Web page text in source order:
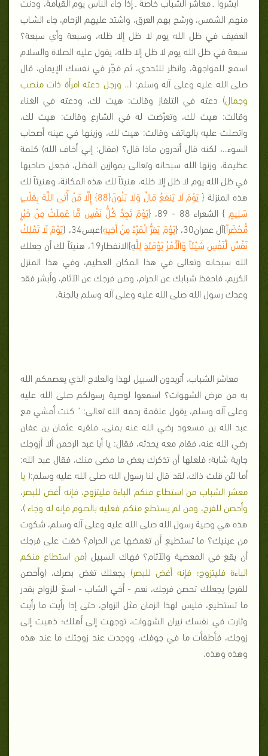
منهم الشمس، ورشح بهم العرق، واشتد عليهم الزحام، جاء الشـاب
العفيف في ظل الله يوم لا ظل إلا ظله، وسبعة وأي سبعة؟
سبعة في ظل الله يوم لا ظل إلا ظله، يقول عليه الصلاة والسلام
اسمع للمواجهة، وانظر للتحدي، ثم فجّر في نفسك الإيمان، قال
صلى الله عليه وعلى آله وسلم: (.. ورجل دعته امرأة ذات منصب
وجمال) دعته في التلفاز وقالت: هيت لك، ودعته في الغناء
وقالت: هيت لك، وتعرّضت له في الشارع وقالت: هيت لك،
واتصلت عليه بالهاتف وقالت: هيت لك، وزينها في عينه أصحاب
السوء..، لكنه قال أتدرون ماذا قال؟ (فقال: إني أخاف الله) كلمة
عظيمة، وزنها الله سبحانه وتعالى بموازين الفضل، فجعل صاحبها
في ظل الله يوم لا ظل إلا ظله، هنيئاً لك هذه المكانة، وهنيئاً لك
هذه المنزلة {
يَوْمَ لَا يَنفَعُ مَالٌ وَلَا بَنُونَ{88} إِلَّا مَنْ أَتَى اللَّهَ بِقَلْبٍ
سَلِيمٍ } الشعراء 88 - 89، {
يَوْمَ تَجِدُ كُلُّ نَفْسٍ مَّا عَمِلَتْ مِنْ خَيْرٍ
مُّحْضَراً}آل عمران30، { يَوْمَ يَفِرُّ الْمَرْءُ مِنْ أَخِيهِ}عبس34، {
يَوْمَ لَا تَمْلِكُ
نَفْسٌ لِّنَفْسٍ شَيْئاً وَالْأَمْرُ يَوْمَئِذٍ لِلَّ
هِ}الانفطار19، هنيئاً لك أن جعلك
الله سبحانه وتعالى في هذا المكان العظيم، وفي هذا المنزل
الكريم، فاحفظ شبابك عن الحرام، وصن فرجك عن الآثام، وأبشر فقد
وعدك رسول الله صلى الله عليه وعلى آله وسلم بالجنة.
معاشر الشباب، أتريدون السبيل لهذا والعلاج الذي يعصمكم الله
به من مرض الشهوات؟ اسمعوا لوصية رسولكم صلى الله عليه
وعلى آله وسلم، يقول علقمة رحمه الله تعالى: " كنت أمشي مع
عبد الله بن مسعود رضي الله عنه بمنى، فلقيه عثمان بن عفان
رضي الله عنه، فقام معه يحدثه، فقال: يا أبا عبد الرحمن ألا أزوجك
جارية شابة؛ فلعلها أن تذكرك بعض ما مضى منك، فقال عبد الله:
أما لئن قلت ذاك، لقد قال لنا رسول الله صلى الله عليه وسلم:( يا
معشر الشباب من استطاع منكم الباءة فليتزوج، فإنه أغض للبصر،
وأحصن للفرج، ومن لم يستطع منكم فعليه بالصوم فإنه له وجاء )،
هذه هي وصية رسول الله صلى الله عليه وعلى آله وسلم، شكوت
من عينيك؟ ما تستطيع أن تغمضها عن الحرام؟ خفت على فرجك
أن يقع في المعصية والآثام؟ فهاك السبيل (من استطاع منكم
الباءة فليتزوج؛ فإنه أغض للبصر) يجعلك تغض بصرك، (وأحصن
للفرج) يجعلك تحصن فرجك، نعم - أخي الشاب - اسعَ للزواج بقدر
ما تستطيع، فليس لهذا الزمان مثل الزواج، حتى إذا رأيت ما رأيت
وثارت في نفسك نيران الشهوات، توجهت إلى أهلك؛ ذهبت إلى
زوجك، فأطفأت ما في جوفك، ووجدت عند زوجتك ما عند هذه
وهذه وهذه.